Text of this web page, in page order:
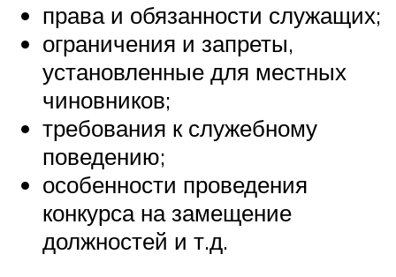
права и обязанности служащих;
ограничения и запреты,
установленные для местных
чиновников;
требования к служебному
поведению;
особенности проведения
конкурса на замещение
должностей и т.д.